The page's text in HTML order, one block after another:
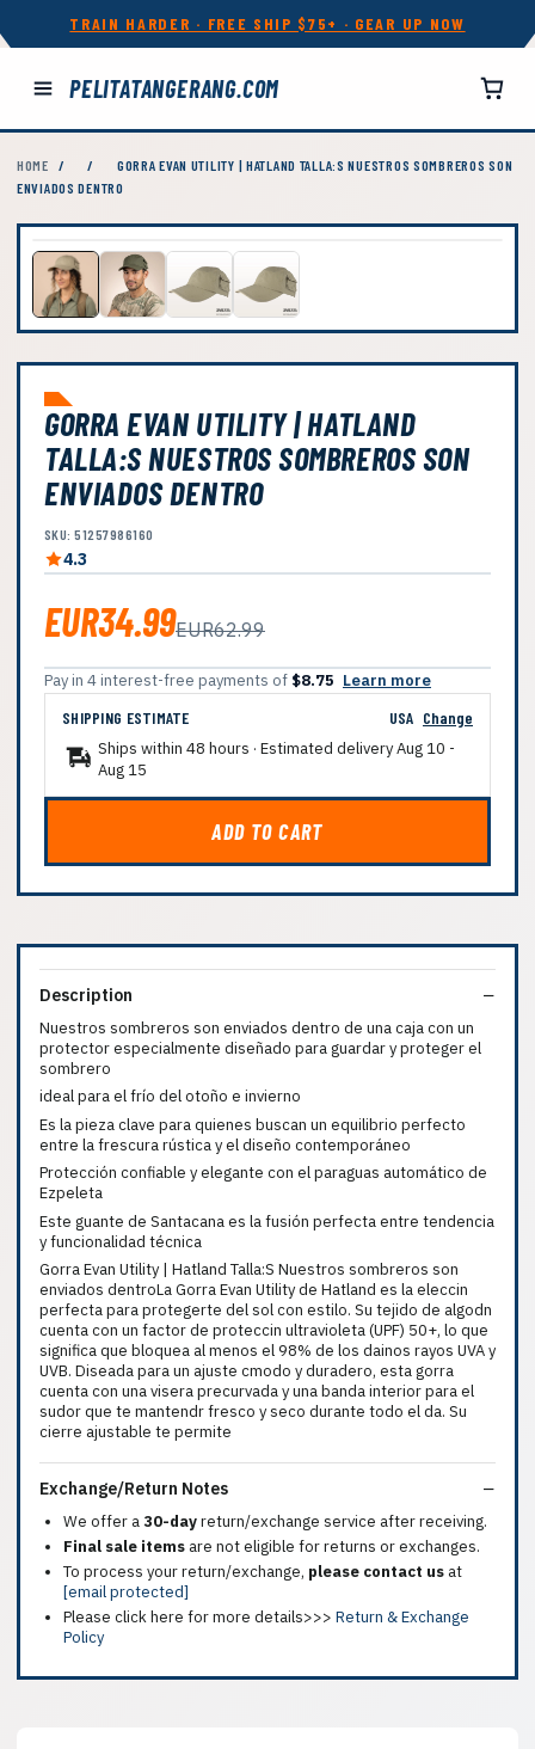
TRAIN HARDER · FREE SHIP $75+ · GEAR UP NOW
PELITATANGERANG.COM
HOME / /
GORRA EVAN UTILITY | HATLAND TALLA:S NUESTROS SOMBREROS SON
ENVIADOS DENTRO
GORRA EVAN UTILITY | HATLAND
TALLA:S NUESTROS SOMBREROS SON
ENVIADOS DENTRO
SKU: 51257986160
4.3
EUR34.99EUR62.99
Pay in 4 interest-free payments of $8.75 Learn more
SHIPPING ESTIMATE
USA Change
Ships within 48 hours · Estimated deliveryAug 10 -
Aug 15
ADD TO CART
Description
Nuestros sombreros son enviados dentro de una caja con un
protector especialmente diseñado para guardar y proteger el
sombrero
ideal para el frío del otoño e invierno
Es la pieza clave para quienes buscan un equilibrio perfecto
entre la frescura rústica y el diseño contemporáneo
Protección confiable y elegante con el paraguas automático de
Ezpeleta
Este guante de Santacana es la fusión perfecta entre tendencia
y funcionalidad técnica
Gorra Evan Utility | Hatland Talla:S Nuestros sombreros son
enviados dentroLa Gorra Evan Utility de Hatland es la eleccin
perfecta para protegerte del sol con estilo. Su tejido de algodn
cuenta con un factor de proteccin ultravioleta (UPF) 50+, lo que
significa que bloquea al menos el 98% de los dainos rayos UVA y
UVB. Diseada para un ajuste cmodo y duradero, esta gorra
cuenta con una visera precurvada y una banda interior para el
sudor que te mantendr fresco y seco durante todo el da. Su
cierre ajustable te permite
Exchange/Return Notes
We offer a30-dayreturn/exchange service after receiving.
Final sale items are not eligible for returns or exchanges.
To process your return/exchange, please contact us at
[email protected]
Please click here for more details>>> Return & Exchange
Policy